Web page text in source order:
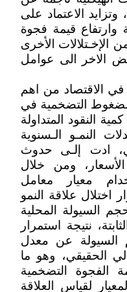
الاعتماد على
وارتفاع قيمة فجوة
الإخـتلالات الأخرى
الاخر الى عوامل
في الاقتصاد من اهم
التضخمية في
النقود المتداولة
النمـو الـسنوية
ادت إلـى حدوث
ومن خلال
معيار معامل
اختلال علاقة النمو
السيولة المحلية
نتيجة استمرار
السيولة عن معدل
الحقيقي، وهو ما
الفجوة التضخمية
لقياس العلاقة